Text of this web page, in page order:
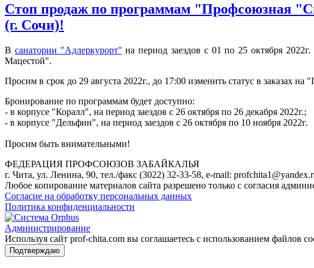
Стоп продаж по программам "Профсоюзная
(г. Сочи)!
В санатории "Адлеркурорт" на период заездов с 01 по 25 октября
Мацестой".
Просим в срок до 29 августа 2022г., до 17:00 изменить статус в заказах на
Бронирование по программам будет доступно:
- в корпусе "Коралл", на период заездов с 26 октября по 26 декабря 2022г.;
- в корпусе "Дельфин", на период заездов с 26 октября по 10 ноября 2022г.
Просим быть внимательными!
ФЕДЕРАЦИЯ ПРОФСОЮЗОВ ЗАБАЙКАЛЬЯ
г. Чита, ул. Ленина, 90, тел./факс (3022) 32-33-58, e-mail:
Любое копирование материалов сайта разрешено только с согласия
Согласие на обработку персональных данных
Политика конфиденциальности
Администрирование
Используя сайт prof-chita.com вы соглашаетесь с использованием файлов
Подтверждаю